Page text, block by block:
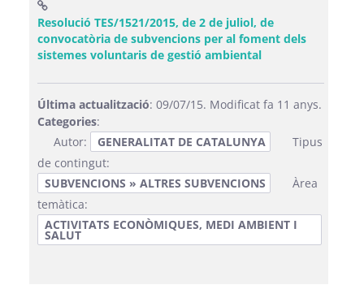
Resolució TES/1521/2015, de 2 de juliol, de
convocatòria de subvencions per al foment dels
sistemes voluntaris de gestió ambiental(Obre una
Última actualització: 09/07/15. Modificat fa 11 anys.
Categories:
Autor:
GENERALITAT DE CATALUNYA
Tipus
de contingut:
SUBVENCIONS » ALTRES SUBVENCIONS
Àrea
temàtica:
ACTIVITATS ECONÒMIQUES, MEDI AMBIENT I
SALUT